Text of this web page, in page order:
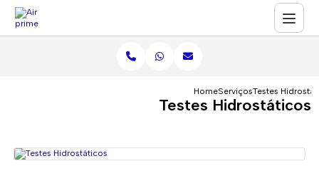
HomeServiçosTestes
Testes Hidrostáticos